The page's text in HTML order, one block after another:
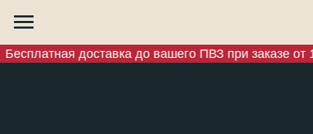
Бесплатная доставка до вашего ПВЗ при заказе от